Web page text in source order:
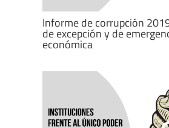
Informe de corrupción
de excepción y de
económica